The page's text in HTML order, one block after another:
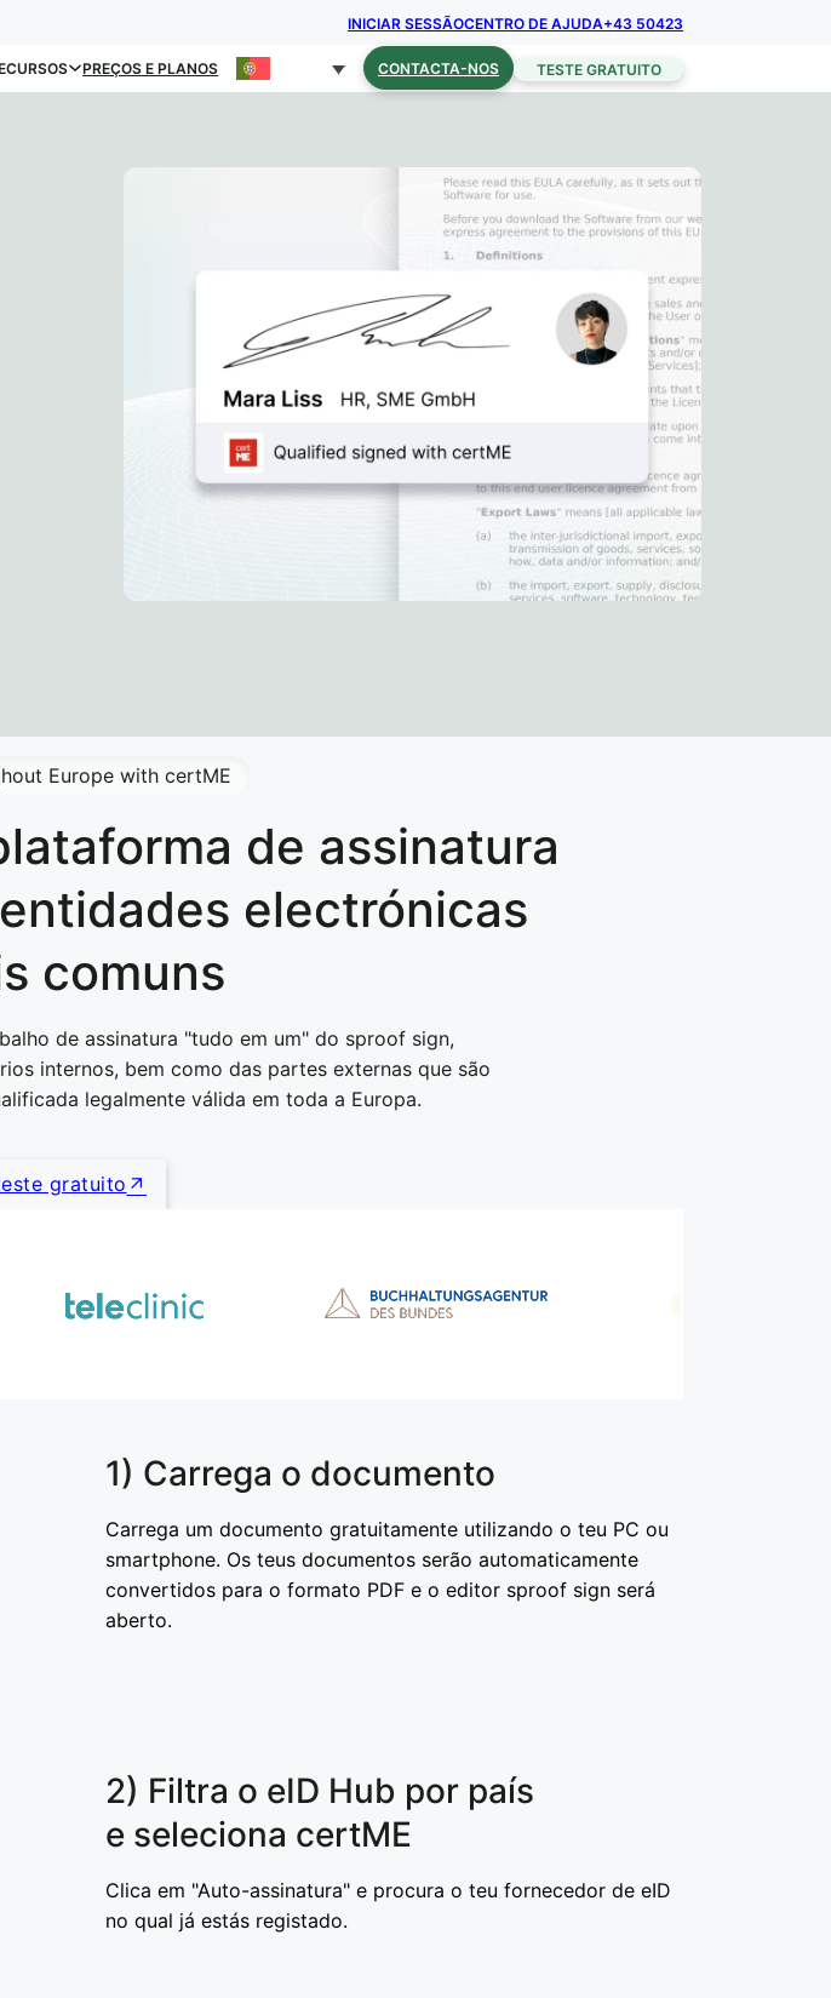
INICIAR SESSÃOCENTRO DE AJUDA+43 50423
PREÇOS E PLANOS CONTACTA-NOS TESTE GRATUITO
de assinatura
electrónicas
comuns
de assinatura "tudo em um" do sproof sign,
internos, bem como das partes externas que são
legalmente válida em toda a Europa.
Europe with certME
gratuito
1) Carrega o documento
Carrega um documento gratuitamente utilizando o teu PC ou
smartphone. Os teus documentos serão automaticamente
convertidos para o formato PDF e o editor sproof sign será
aberto.
2) Filtra o eID Hub por país
e seleciona certME
Clica em "Auto-assinatura" e procura o teu fornecedor de eID
no qual já estás registado.